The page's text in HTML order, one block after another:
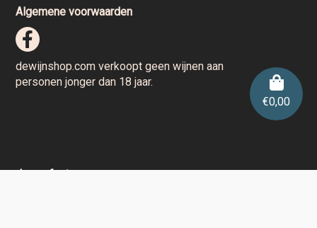
€0,00
Algemene voorwaarden
dewijnshop.com verkoopt geen wijnen aan
personen jonger dan 18 jaar.